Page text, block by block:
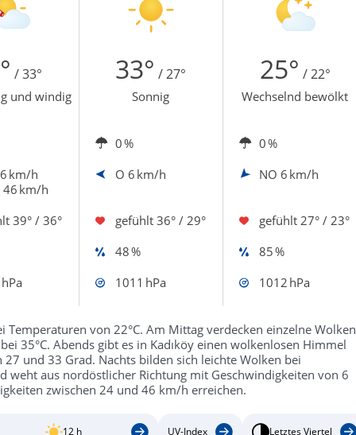
/ 33° 33° / 27° 25° / 22°
und windig Sonnig Wechselnd bewölkt
0 %
0 %
km/h
46 km/h
O 6 km/h NO 6 km/h
39° / 36° gefühlt 36° / 29° gefühlt 27° / 23°
48 %
85 %
1011 hPa 1012 hPa
Temperaturen von 22°C. Am Mittag verdecken einzelne Wolken
35°C. Abends gibt es in Kadıköy einen wolkenlosen Himmel
und 33 Grad. Nachts bilden sich leichte Wolken bei
weht aus nordöstlicher Richtung mit Geschwindigkeiten von 6
zwischen 24 und 46 km/h erreichen.
12 h UV-Index Letztes Viertel
Sonnenschein heute
Zur Sonnenscheindauerkarte